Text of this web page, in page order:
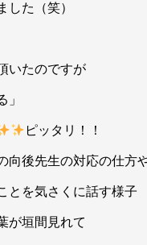
した（笑）
いたのですが
」
ピッタリ！！
向後先生の対応の仕方
とを気さくに話す様子
が垣間見れて